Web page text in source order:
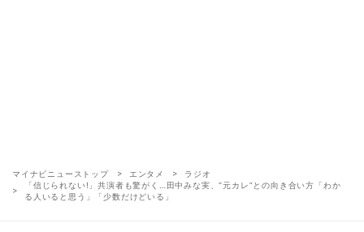
マイナビニューストップ エンタメ
ラジオ
「信じられない!」共演者も驚がく…田中みな実、“元カレ”との向き合い方「わか
る人いると思う」「少数だけどいる」